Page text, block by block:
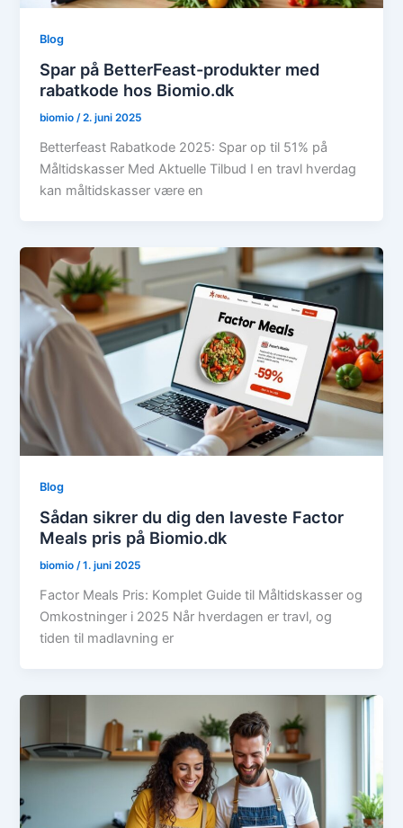
Blog
Spar på BetterFeast-produkter med
rabatkode hos Biomio.dk
biomio/2. juni 2025
Betterfeast Rabatkode 2025: Spar op til 51% på
Måltidskasser Med Aktuelle Tilbud I en travl hverdag
kan måltidskasser være en
Blog
Sådan sikrer du dig den laveste Factor
Meals pris på Biomio.dk
biomio/1. juni 2025
Factor Meals Pris: Komplet Guide til Måltidskasser og
Omkostninger i 2025 Når hverdagen er travl, og
tiden til madlavning er